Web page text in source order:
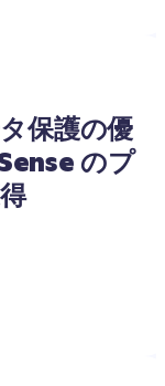
保護の優
のプ